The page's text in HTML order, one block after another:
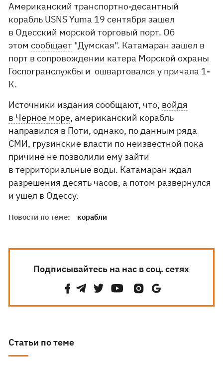
Американский транспортно-десантный
корабль USNS Yuma 19 сентября зашел
в Одесский морской торговый порт. Об
этомсообщает "Думская". Катамаран зашел в
порт в сопровождении катера Морской охраны
Госпогранслужбы и ошвартовался у причала 1-
К.
Источники издания сообщают, что, войдя
в Черное море, американский корабль
направился в Поти, однако, по данным ряда
СМИ, грузинские власти по неизвестной пока
причине не позволили ему зайти
в территориальные воды. Катамаран ждал
разрешения десять часов, а потом развернулся
и ушел в Одессу.
Новости по теме: корабли
Подписывайтесь на нас в соц. сетях
Статьи по теме